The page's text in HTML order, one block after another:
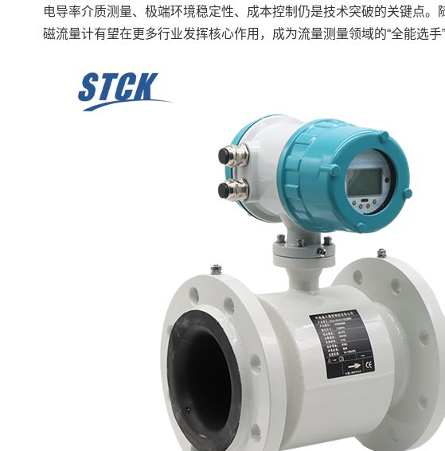
电导率介质测量、极端环境稳定性、成本控制仍是技术突破的关键点
磁流量计有望在更多行业发挥核心作用，成为流量测量领域的“全能选手”